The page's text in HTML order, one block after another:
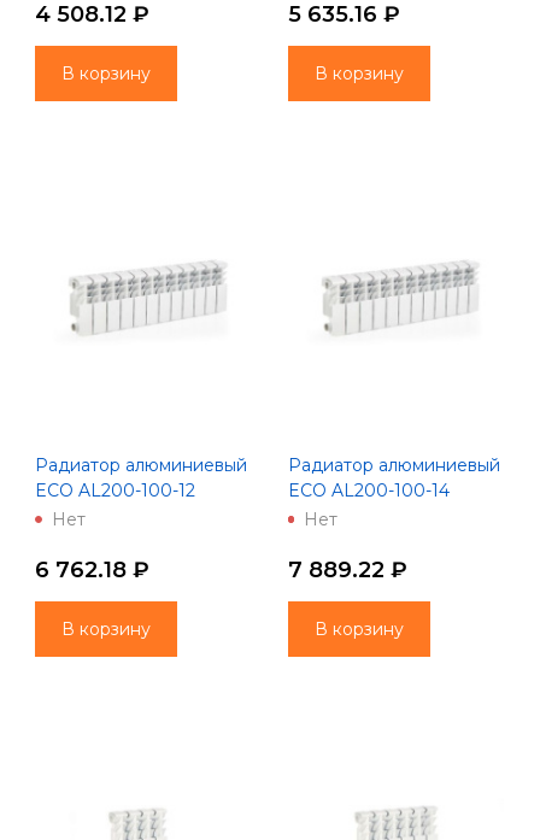
4 508.12 ₽
В корзину
5 635.16 ₽
В корзину
Радиатор алюминиевый
ECO AL200-100-12
(Lammin)
Нет
6 762.18 ₽
В корзину
Радиатор алюминиевый
ECO AL200-100-14
(Lammin)
Нет
7 889.22 ₽
В корзину